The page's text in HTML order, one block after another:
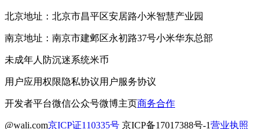
北京地址：北京市昌平区安居路小米智慧产业园
南京地址：南京市建邺区永初路37号小米华东总部
未成年人防沉迷系统米币
用户应用权限隐私协议用户服务协议
开发者平台微信公众号微博主页商务合作
@wali.com京ICP证110335号 京ICP备17017388号-1营业执照